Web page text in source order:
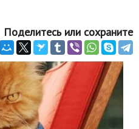
Поделитесь или сохраните